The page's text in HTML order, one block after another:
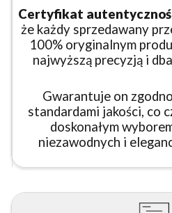
Certyfikat
że każdy sprzedawany
100% oryginalnym
najwyższą precyzją i
Gwarantuje on
standardami jakości, co
doskonałym
niezawodnych i